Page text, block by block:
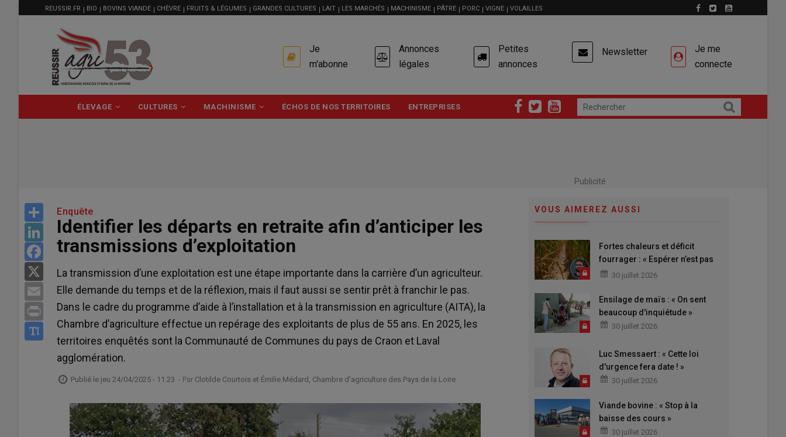
MENU
FILIÈRE
REUSSIR.FR BIO BOVINS VIANDE CHÈVRE FRUITS & LÉGUMES GRANDES CULTURES LAIT LES MARCHÉS MACHINISME PÂTRE PORC VIGNE VOLAILLES
USER
ACCOUNT
MENU
Je
m'abonne
Annonces
légales
Petites
annonces
Newsletter
Je me
connecte
PRINCIPALE
ÉLEVAGE CULTURES MACHINISME ÉCHOS DE NOS TERRITOIRES ENTREPRISES
Publicité
Share
LinkedIn
Facebook
Email
Print
Enquête
Identifier les départs en retraite afin d’anticiper les
transmissions d’exploitation
La transmission d’une exploitation est une étape importante dans la carrière d’un agriculteur.
Elle demande du temps et de la réflexion, mais il faut aussi se sentir prêt à franchir le pas.
Dans le cadre du programme d’aide à l’installation et à la transmission en agriculture (AITA), la
Chambre d’agriculture effectue un repérage des exploitants de plus de 55 ans. En 2025, les
territoires enquêtés sont la Communauté de Communes du pays de Craon et Laval
agglomération.
Publié le jeu 24/04/2025 - 11:23 - Par Clotilde Courtois et Émilie Médard, Chambre d'agriculture des Pays de la Loire
VOUS AIMEREZ AUSSI
Fortes chaleurs et déficit
fourrager : « Espérer n’est pas
une stratégie »
30 juillet 2026
Ensilage de maïs : « On sent
beaucoup d'inquiétude »
30 juillet 2026
Luc Smessaert : « Cette loi
d'urgence fera date ! »
30 juillet 2026
Viande bovine : « Stop à la
baisse des cours »
30 juillet 2026